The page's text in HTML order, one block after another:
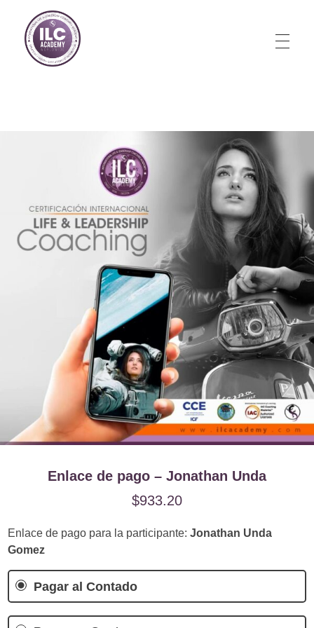
Enlace de pago – Jonathan Unda
$933.20
Enlace de pago para la participante:Jonathan Unda
Gomez
Pagar al Contado